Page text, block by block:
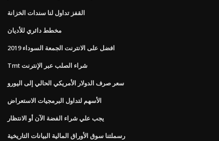
القفز تداول لنا سندات الخزانة
مخطط دائري للأديان
افضل على الانترنت الجمعة السوداء 2019
Tmt شراء الصلب عبر الإنترنت
سعر صرف الدولار الأمريكي الحالي إلى اليورو
الأسهم لتداول البرمجيات الاستعراض
يجب علي شراء الفضة الآن أو الانتظار
رسملتنا سوق الأوراق المالية البيانات التاريخية